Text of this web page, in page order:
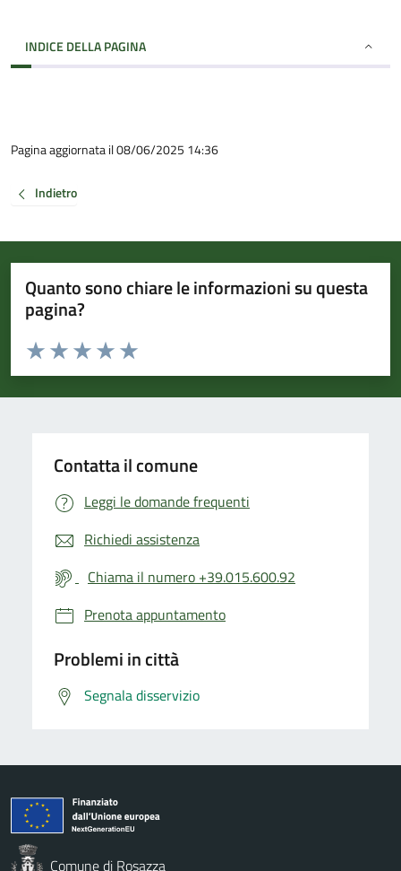
INDICE DELLA PAGINA
Pagina aggiornata il 08/06/2025 14:36
Indietro
Quanto sono chiare le informazioni su questa
pagina?
Valuta da 1 a 5 stelle la pagina
Valuta 5 stelle su 5
Valuta 4 stelle su 5
Valuta 3 stelle su 5
Valuta 2 stelle su 5
Valuta 1 stelle su 5
Contatta il comune
Leggi le domande frequenti
Richiedi assistenza
Chiama il numero +39.015.600.92
Prenota appuntamento
Problemi in città
Segnala disservizio
Comune di Rosazza